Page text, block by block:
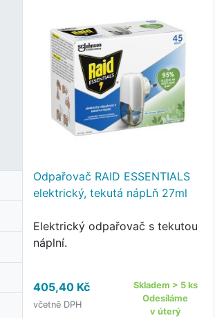
Odpařovač RAID ESSENTIALS
elektrický, tekutá nápLň 27ml
Elektrický odpařovač s tekutou
náplní.
405,40 Kč
včetně DPH
Skladem > 5 ks
Odesíláme
v úterý